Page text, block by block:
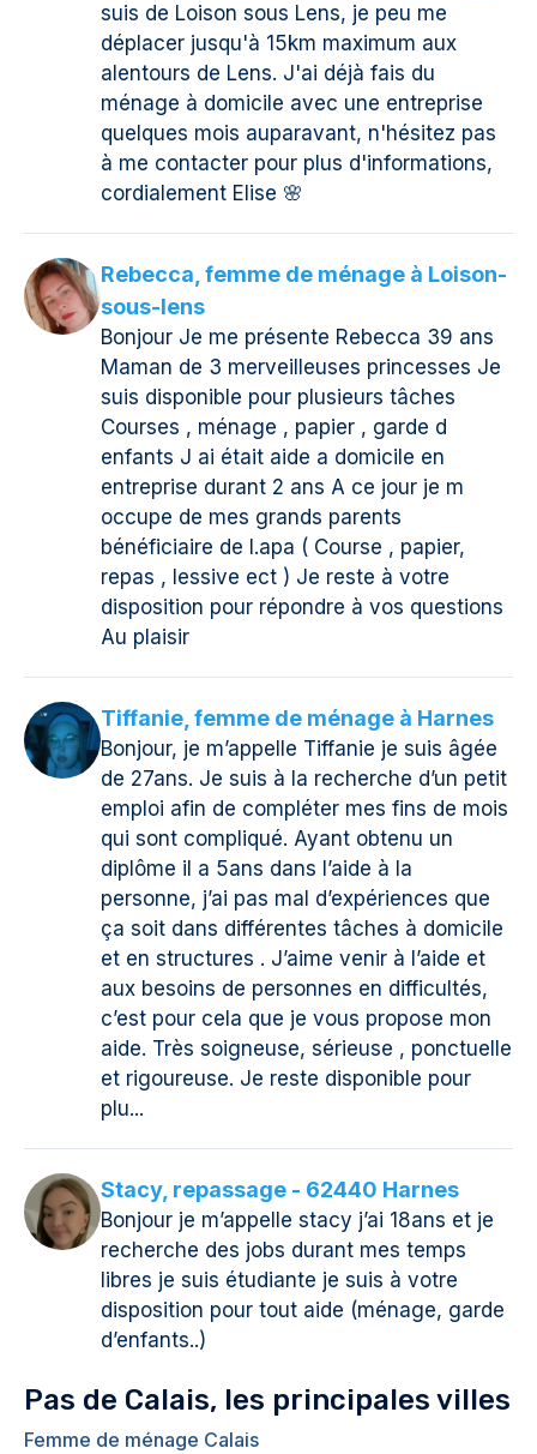
suis de Loison sous Lens, je peu me
déplacer jusqu'à 15km maximum aux
alentours de Lens. J'ai déjà fais du
ménage à domicile avec une entreprise
quelques mois auparavant, n'hésitez pas
à me contacter pour plus d'informations,
cordialement Elise 🌸
Rebecca, femme de ménage à Loison-
sous-lens
Bonjour Je me présente Rebecca 39 ans
Maman de 3 merveilleuses princesses Je
suis disponible pour plusieurs tâches
Courses , ménage , papier , garde d
enfants J ai était aide a domicile en
entreprise durant 2 ans A ce jour je m
occupe de mes grands parents
bénéficiaire de l.apa ( Course , papier,
repas , lessive ect ) Je reste à votre
disposition pour répondre à vos questions
Au plaisir
Tiffanie, femme de ménage à Harnes
Bonjour, je m’appelle Tiffanie je suis âgée
de 27ans. Je suis à la recherche d’un petit
emploi afin de compléter mes fins de mois
qui sont compliqué. Ayant obtenu un
diplôme il a 5ans dans l’aide à la
personne, j’ai pas mal d’expériences que
ça soit dans différentes tâches à domicile
et en structures . J’aime venir à l’aide et
aux besoins de personnes en difficultés,
c’est pour cela que je vous propose mon
aide. Très soigneuse, sérieuse , ponctuelle
et rigoureuse. Je reste disponible pour
plu...
Stacy, repassage - 62440 Harnes
Bonjour je m’appelle stacy j’ai 18ans et je
recherche des jobs durant mes temps
libres je suis étudiante je suis à votre
disposition pour tout aide (ménage, garde
d’enfants..)
Pas de Calais, les principales villes
Femme de ménage Calais